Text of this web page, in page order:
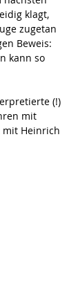
klagt,
zugetan
Beweis:
kann so
(!)
mit
Heinrich